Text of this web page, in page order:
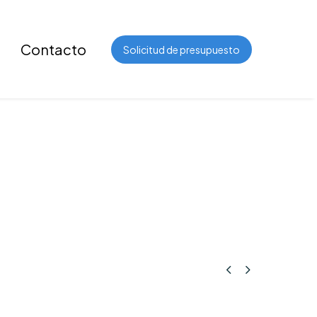
Contacto Solicitud de presupuesto
 